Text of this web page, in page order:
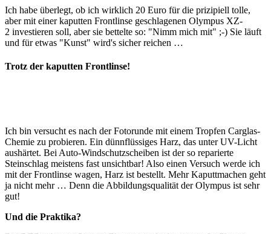
Ich habe überlegt, ob ich wirklich 20 Euro für die prizipiell tolle,
aber mit einer kaputten Frontlinse geschlagenen Olympus XZ-
2 investieren soll, aber sie bettelte so: "Nimm mich mit" ;-) Sie läuft
und für etwas "Kunst" wird's sicher reichen …
Trotz der kaputten Frontlinse!
Ich bin versucht es nach der Fotorunde mit einem Tropfen Carglas-
Chemie zu probieren. Ein dünnflüssiges Harz, das unter UV-Licht
aushärtet. Bei Auto-Windschutzscheiben ist der so reparierte
Steinschlag meistens fast unsichtbar! Also einen Versuch werde ich
mit der Frontlinse wagen, Harz ist bestellt. Mehr Kaputtmachen geht
ja nicht mehr … Denn die Abbildungsqualität der Olympus ist sehr
gut!
Und die Praktika?